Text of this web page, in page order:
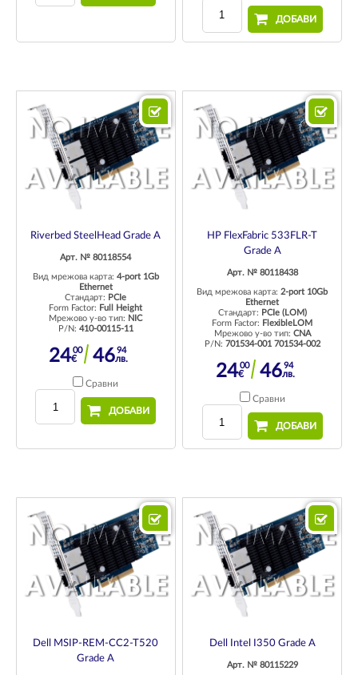
ДОБАВИ
Riverbed SteelHead Grade A
Арт. № 80118554
Вид мрежова карта: 4-port 1Gb
Ethernet
Стандарт: PCIe
Form Factor: Full Height
Мрежово у-во тип: NIC
P/N: 410-00115-11
2400
€ 4694
лв.
Сравни
ДОБАВИ
HP FlexFabric 533FLR-T
Grade A
Арт. № 80118438
Вид мрежова карта:2-port 10Gb
Ethernet
Стандарт: PCIe (LOM)
Form Factor: FlexibleLOM
Мрежово у-во тип: CNA
P/N: 701534-001 701534-002
2400
€ 4694
лв.
Сравни
ДОБАВИ
Dell MSIP-REM-CC2-T520
Grade A
Dell Intel I350 Grade A
Арт. № 80115229